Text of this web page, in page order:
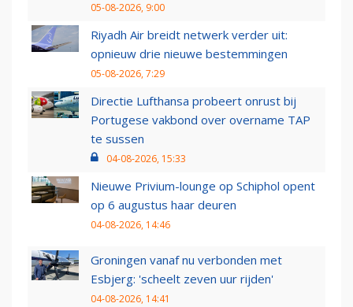
05-08-2026, 9:00
Riyadh Air breidt netwerk verder uit:
opnieuw drie nieuwe bestemmingen
05-08-2026, 7:29
Directie Lufthansa probeert onrust bij
Portugese vakbond over overname TAP
te sussen
04-08-2026, 15:33
Nieuwe Privium-lounge op Schiphol opent
op 6 augustus haar deuren
04-08-2026, 14:46
Groningen vanaf nu verbonden met
Esbjerg: 'scheelt zeven uur rijden'
04-08-2026, 14:41